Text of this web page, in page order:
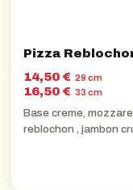
Pizza
14,50 € 29 cm
16,50 € 33 cm
Base creme,
reblochon , jambon